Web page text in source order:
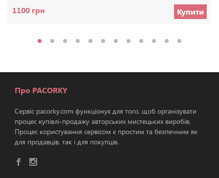
1100 грн Купити
Про PACORKY
Сервіс pacorky.com функціонує для того, щоб організувати
процес купівлі-продажу авторських мистецьких виробів.
Процес користування сервісом є простим та безпечним як
для продавців, так і для покупців.